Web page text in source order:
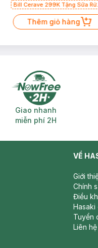
Bill Cerave 299K Tặng Sữa
Mặt Cerave 30ml (SL có hạn)
Thêm giỏ hàng
Giao nhanh
Giao nhanh
miễn phí 2H
VỀ
Giới
Chính
Điều
Hasaki
Tuyển
Liên hệ